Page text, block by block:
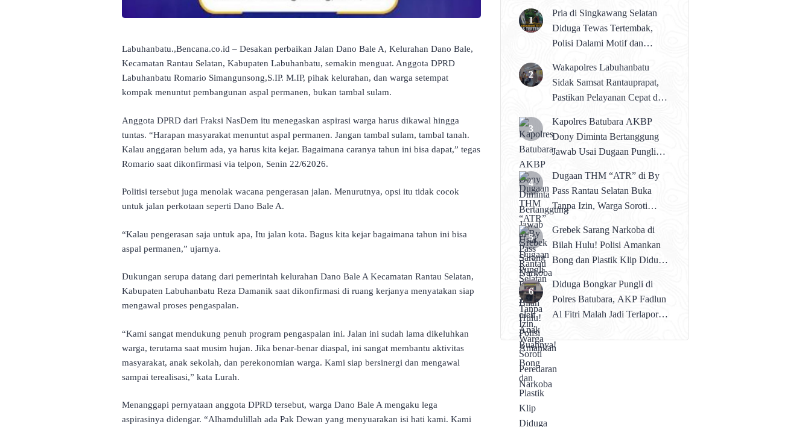
Labuhanbatu.,Bencana.co.id – Desakan perbaikan Jalan Dano Bale A, Kelurahan Dano Bale,
Kecamatan Rantau Selatan, Kabupaten Labuhanbatu, semakin menguat. Anggota DPRD
Labuhanbatu Romario Simangunsong,S.IP. M.IP, pihak kelurahan, dan warga setempat
kompak menuntut pembangunan aspal permanen, bukan tambal sulam.
Anggota DPRD dari Fraksi NasDem itu menegaskan aspirasi warga harus dikawal hingga
tuntas. “Harapan masyarakat menuntut aspal permanen. Jangan tambal sulam, tambal tanah.
Kalau anggaran belum ada, ya harus kita kejar. Bagaimana caranya tahun ini bisa dapat,” tegas
Romario saat dikonfirmasi via telpon, Senin 22/62026.
Politisi tersebut juga menolak wacana pengerasan jalan. Menurutnya, opsi itu tidak cocok
untuk jalan perkotaan seperti Dano Bale A.
“Kalau pengerasan saja untuk apa, Itu jalan kota. Bagus kita kejar bagaimana tahun ini bisa
aspal permanen,” ujarnya.
Dukungan serupa datang dari pemerintah kelurahan Dano Bale A Kecamatan Rantau Selatan,
Kabupaten Labuhanbatu Reza Damanik saat dikonfirmasi di ruang kerjanya menyatakan siap
mengawal proses pengaspalan.
“Kami sangat mendukung penuh program pengaspalan ini. Jalan ini sudah lama dikeluhkan
warga, terutama saat musim hujan. Jika benar-benar diaspal, ini sangat membantu aktivitas
masyarakat, anak sekolah, dan perekonomian warga. Kami siap bersinergi dan mengawal
sampai terealisasi,” kata Lurah.
Menanggapi pernyataan anggota DPRD tersebut, warga Dano Bale A mengaku lega
aspirasinya didengar. “Alhamdulillah ada Pak Dewan yang menyuarakan isi hati kami. Kami
Pria di Singkawang Selatan
Diduga Tewas Tertembak,
Polisi Dalami Motif dan
Wakapolres Labuhanbatu
Sidak Samsat Rantauprapat,
Pastikan Pelayanan Cepat dan
Kapolres Batubara AKBP
Dony Diminta Bertanggung
Jawab Usai Dugaan Pungli
Buahnya!
Dugaan THM “ATR” di By
Pass Rantau Selatan Buka
Tanpa Izin, Warga Soroti
Grebek Sarang Narkoba di
Bilah Hulu! Polisi Amankan
Bong dan Plastik Klip Diduga
Perlengkapan Narkoba
Diduga Bongkar Pungli di
Polres Batubara, AKP Fadlun
Al Fitri Malah Jadi Terlapor